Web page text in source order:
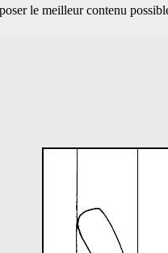
le meilleur contenu